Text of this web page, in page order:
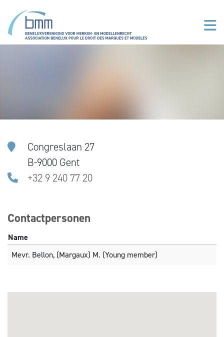
Congreslaan 27
B-9000 Gent
+32 9 240 77 20
Contactpersonen
Name
Mevr. Bellon, (Margaux) M. (Young member)